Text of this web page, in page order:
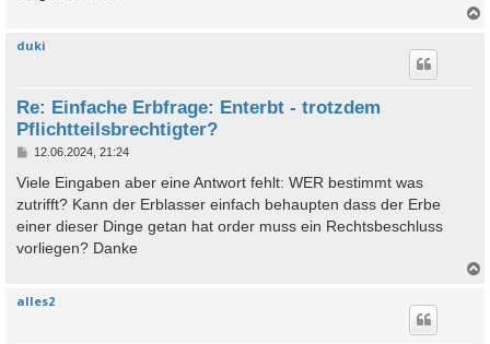
duki
Re: Einfache Erbfrage: Enterbt - trotzdem
Pflichtteilsbrechtigter?
B
i
r
a
g
12.06.2024, 21:24
Viele Eingaben aber eine Antwort fehlt: WER bestimmt was
zutrifft? Kann der Erblasser einfach behaupten dass der Erbe
einer dieser Dinge getan hat order muss ein Rechtsbeschluss
vorliegen? Danke
alles2